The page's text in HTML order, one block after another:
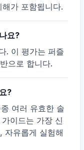
가 포함됩니다.
요?
. 이 평가는 퍼즐
으로 합니다.
?
여러 유효한 솔
이드는 가장 신
자유롭게 실험해